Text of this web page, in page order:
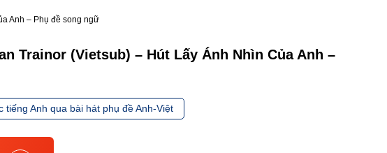
Anh – Phụ đề song ngữ
Trainor (Vietsub) – Hút Lấy Ánh Nhìn Của Anh –
tiếng Anh qua bài hát phụ đề Anh-Việt